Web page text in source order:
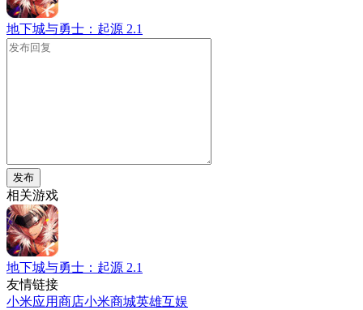
地下城与勇士：起源 2.1
发布
相关游戏
地下城与勇士：起源 2.1
友情链接
小米应用商店小米商城英雄互娱